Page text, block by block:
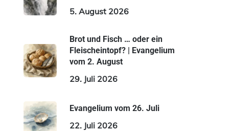
5. August 2026
Brot und Fisch … oder ein
Fleischeintopf? | Evangelium
vom 2. August
29. Juli 2026
Evangelium vom 26. Juli
22. Juli 2026